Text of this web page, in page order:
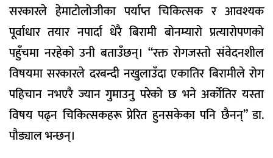
सरकारले हेमाटोलोजीका पर्याप्त चिकित्सक र आवश्यक
पूर्वाधार तयार नपार्दा धेरै बिरामी बोनम्यारो प्रत्यारोपणको
पहुँचमा नरहेको उनी बताउँछन्। “रक्त रोगजस्तो संवेदनशील
विषयमा सरकारले दरबन्दी नखुलाउँदा एकातिर बिरामीले रोग
पहिचान नभएरै ज्यान गुमाउनु परेको छ भने अर्कोतिर यस्ता
विषय पढ्न चिकित्सकहरू प्रेरित हुनसकेका पनि छैनन्” डा.
पौड्याल भन्छन्।